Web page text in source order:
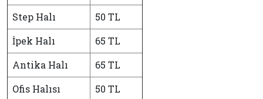
Step Halı
50 TL
İpek Halı
65 TL
Antika Halı
65 TL
Ofis Halısı
50 TL